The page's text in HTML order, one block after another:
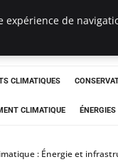
CLIMATIQUES
CLIMATIQUE
: Énergie et
de